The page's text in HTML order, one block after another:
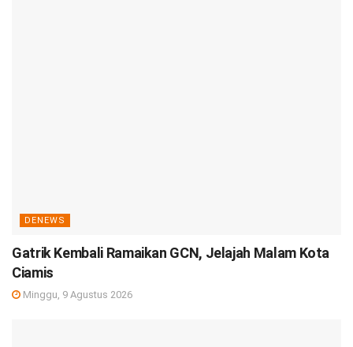
DENEWS
Gatrik Kembali Ramaikan GCN, Jelajah Malam Kota
Ciamis
Minggu, 9 Agustus 2026